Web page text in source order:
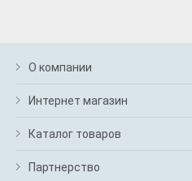
О компании
Интернет магазин
Каталог товаров
Партнерство